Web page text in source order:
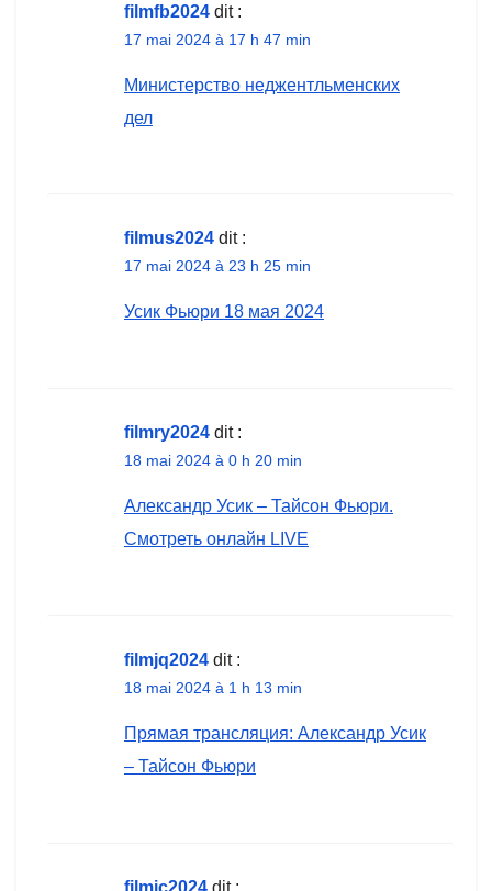
filmfb2024 dit :
17 mai 2024 à 17 h 47 min
Министерство неджентльменских
дел
filmus2024 dit :
17 mai 2024 à 23 h 25 min
Усик Фьюри 18 мая 2024
filmry2024 dit :
18 mai 2024 à 0 h 20 min
Александр Усик – Тайсон Фьюри.
Смотреть онлайн LIVE
filmjq2024 dit :
18 mai 2024 à 1 h 13 min
Прямая трансляция: Александр Усик
– Тайсон Фьюри
filmic2024 dit :